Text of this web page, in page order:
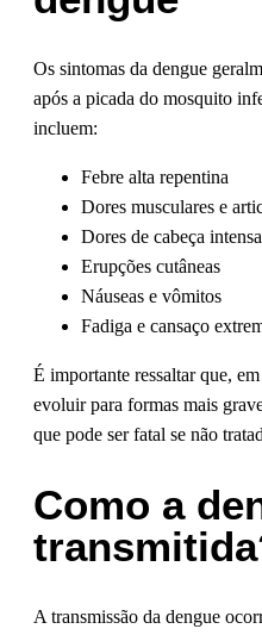
Os sintomas da dengue
após a picada do mosquito
incluem:
Febre alta repentina
Dores musculares e
Dores de cabeça
Erupções cutâneas
Náuseas e vômitos
Fadiga e cansaço
É importante ressaltar que,
evoluir para formas mais
que pode ser fatal se não
Como a
A transmissão da dengue